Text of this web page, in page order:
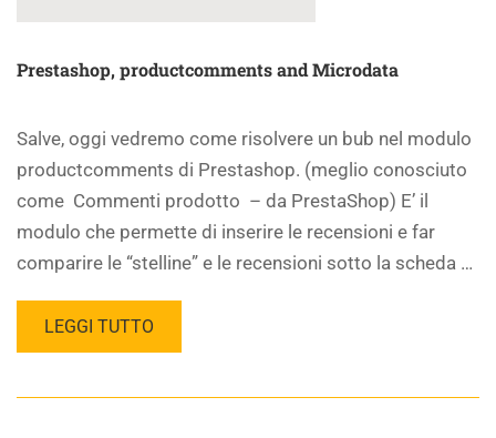
Prestashop, productcomments and Microdata
Salve, oggi vedremo come risolvere un bub nel modulo
productcomments di Prestashop. (meglio conosciuto
come Commenti prodotto – da PrestaShop) E’ il
modulo che permette di inserire le recensioni e far
comparire le “stelline” e le recensioni sotto la scheda …
LEGGI TUTTO